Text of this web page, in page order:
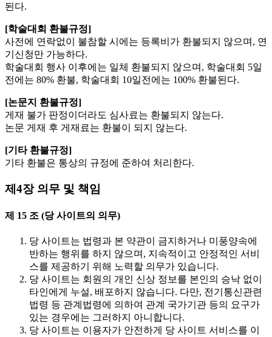
된다.
[학술대회 환불규정]
사전에 연락없이 불참할 시에는 등록비가 환불되지 않으며, 연
기신청만 가능하다.
학술대회 행사 이후에는 일체 환불되지 않으며, 학술대회 5일
전에는 80% 환불, 학술대회 10일전에는 100% 환불된다.
[논문지 환불규정]
게재 불가 판정이더라도 심사료는 환불되지 않는다.
논문 게재 후 게재료는 환불이 되지 않는다.
[기타 환불규정]
기타 환불은 통상의 규정에 준하여 처리한다.
제4장 의무 및 책임
제 15 조 (당 사이트의 의무)
당 사이트는 법령과 본 약관이 금지하거나 미풍양속에
반하는 행위를 하지 않으며, 지속적이고 안정적인 서비
스를 제공하기 위해 노력할 의무가 있습니다.
당 사이트는 회원의 개인 신상 정보를 본인의 승낙 없이
타인에게 누설, 배포하지 않습니다. 다만, 전기통신관련
법령 등 관계법령에 의하여 관계 국가기관 등의 요구가
있는 경우에는 그러하지 아니합니다.
당 사이트는 이용자가 안전하게 당 사이트 서비스를 이